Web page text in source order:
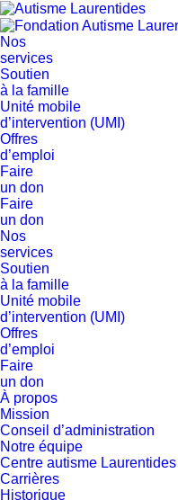
Nos
services
Soutien
à la famille
Unité mobile
d’intervention (UMI)
Offres
d’emploi
Faire
un don
Faire
un don
Nos
services
Soutien
à la famille
Unité mobile
d’intervention (UMI)
Offres
d’emploi
Faire
un don
À propos
Mission
Conseil d’administration
Notre équipe
Centre autisme Laurentides
Carrières
Historique